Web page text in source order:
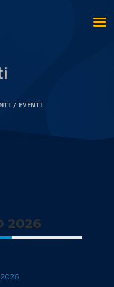
EVENTI
2026
2026